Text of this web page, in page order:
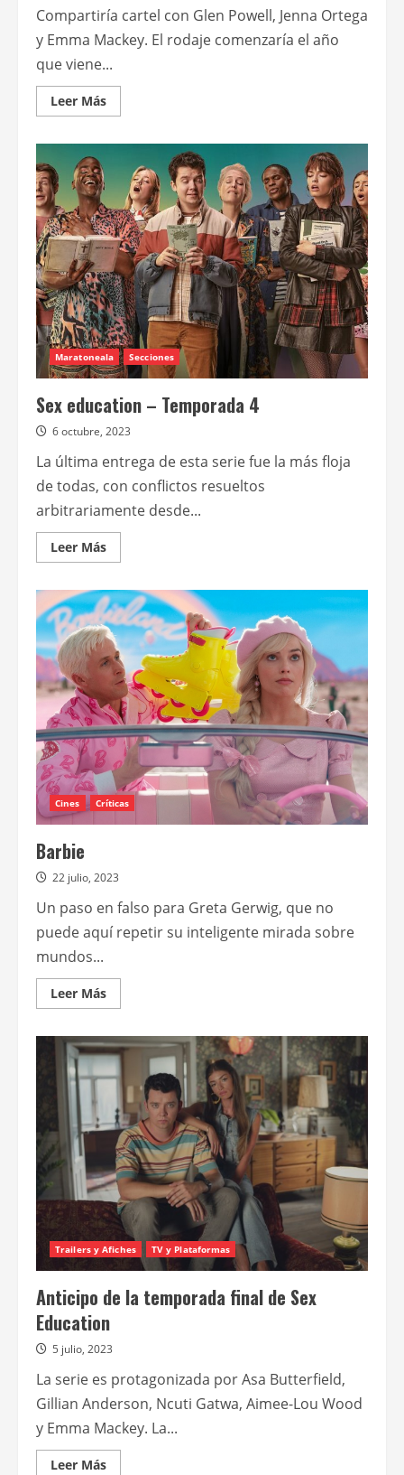
Compartiría cartel con Glen Powell, Jenna Ortega
y Emma Mackey. El rodaje comenzaría el año
que viene...
Leer MásLeer
más
Jackson
podría
unirse
a
la
próxima
película
de
J.J.
Abrams
Maratoneala Secciones
Sex education – Temporada 4
6 octubre, 2023
La última entrega de esta serie fue la más floja
de todas, con conflictos resueltos
arbitrariamente desde...
Leer MásLeer
más
Sex
education
–
Temporada
4
Cines Críticas
Barbie
22 julio, 2023
Un paso en falso para Greta Gerwig, que no
puede aquí repetir su inteligente mirada sobre
mundos...
Leer MásLeer
más
Barbie
Trailers y Afiches TV y Plataformas
Anticipo de la temporada final de Sex
Education
5 julio, 2023
La serie es protagonizada por Asa Butterfield,
Gillian Anderson, Ncuti Gatwa, Aimee-Lou Wood
y Emma Mackey. La...
Leer MásLeer